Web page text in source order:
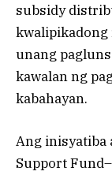
subsidy
kwalipikadong
unang
kawalan ng
kabahayan.
Ang inisyatiba
Support